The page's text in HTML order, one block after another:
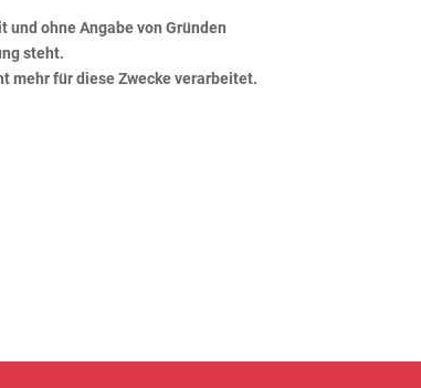
ohne Angabe von Gründen
steht.
mehr für diese Zwecke verarbeitet.